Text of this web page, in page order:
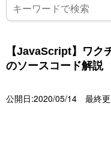
【JavaScript】ワク
のソースコード解説
公開日:2020/05/14 最終